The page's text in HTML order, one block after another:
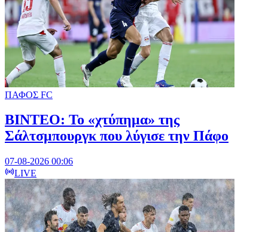
ΠΑΦΟΣ FC
ΒΙΝΤΕΟ: Το «χτύπημα» της
Σάλτσμπουργκ που λύγισε την Πάφο
07-08-2026 00:06
LIVE